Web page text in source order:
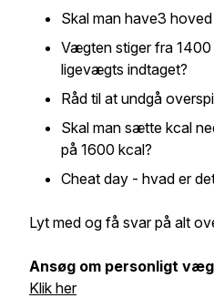
Skal man have3
Vægten stiger fra 1400
ligevægts indtaget?
Råd til at undgå
Skal man sætte kcal
på 1600 kcal?
Cheat day - hvad er
Lyt med og få svar på alt
Ansøg om personligt
Klik her